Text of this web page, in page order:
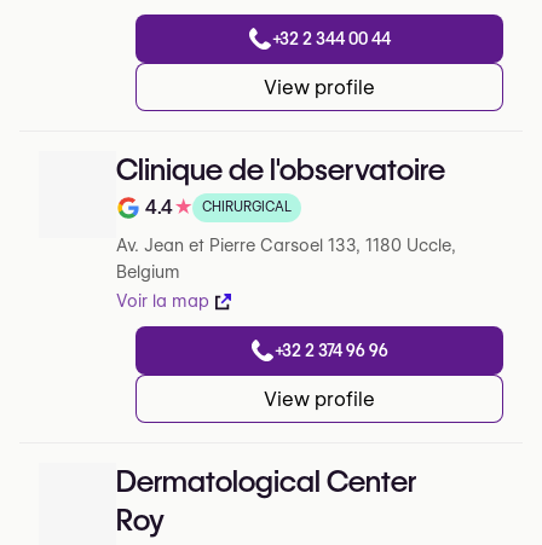
+32 2 344 00 44
View profile
Clinique de l'observatoire
Note de sur 5 sur Google
4.4★ CHIRURGICAL
Av. Jean et Pierre Carsoel 133, 1180 Uccle,
Belgium
Voir la map
+32 2 374 96 96
View profile
Dermatological Center
Roy